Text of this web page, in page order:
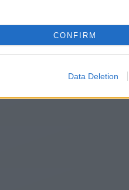
CONFIRM
Data Deletion